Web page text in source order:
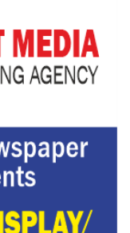
Punjabi Dunia
ਨਿਯੁਕਤੀ ਪੱਤਰ ਸੌਂਪੇ